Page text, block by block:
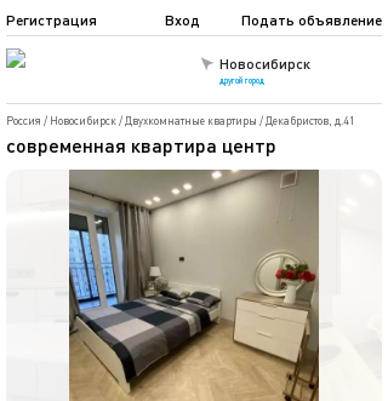
Новосибирск
другой город
Подать объявление
Регистрация Вход
Россия / Новосибирск/ Двухкомнатные квартиры / Декабристов, д.41
современная квартира центр